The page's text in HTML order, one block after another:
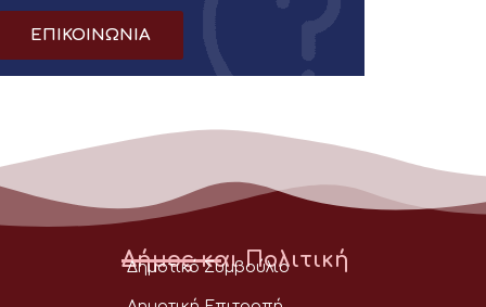
ΕΠΙΚΟΙΝΩΝΙΑ
Δήμος και Πολιτική
Δημοτικό Συμβούλιο